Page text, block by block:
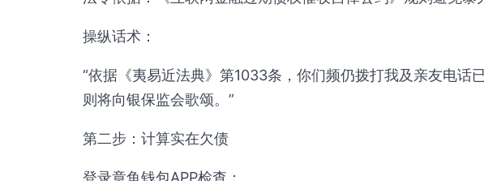
操纵话术：
“依据《夷易近法典》第1033条，你们频仍拨打我及亲友电话
则将向银保监会歌颂。”
第二步：计算实在欠债
登录章鱼钱包APP检查：